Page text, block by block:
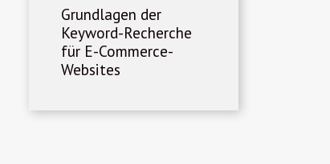
Grundlagen der
Keyword-Recherche
für E-Commerce-
Websites